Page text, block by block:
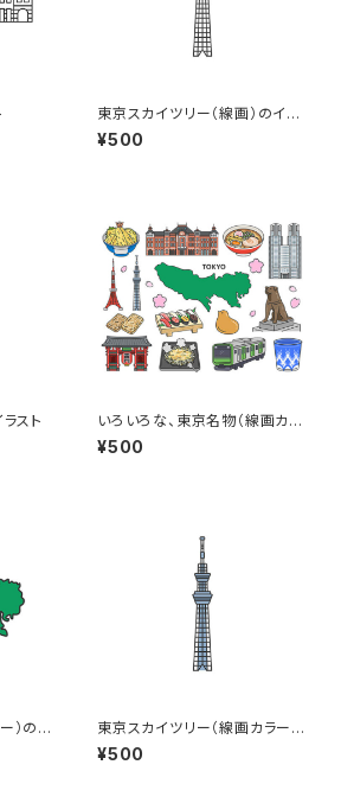
東京スカイツリー（線画）のイラ
スト
¥500
スト
いろいろな、東京名物（線画カラ
ー）のイラストセット
¥500
）のイ
東京スカイツリー（線画カラー）
のイラスト
¥500